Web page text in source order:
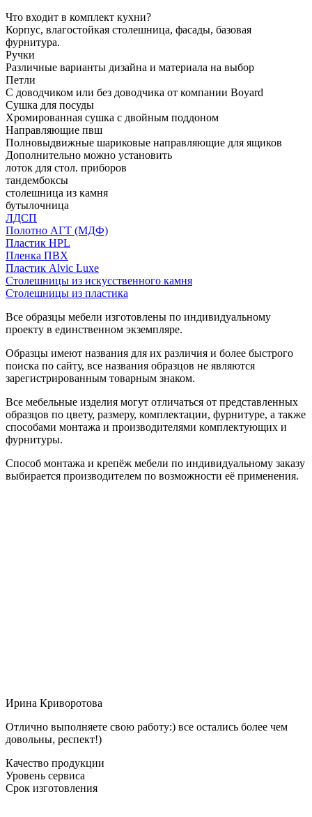
Что входит в комплект кухни?
Корпус, влагостойкая столешница, фасады, базовая
фурнитура.
Ручки
Различные варианты дизайна и материала на выбор
Петли
С доводчиком или без доводчика от компании Boyard
Сушка для посуды
Хромированная сушка с двойным поддоном
Направляющие пвш
Полновыдвижные шариковые направляющие для ящиков
Дополнительно можно установить
лоток для стол. приборов
тандембоксы
столешница из камня
бутылочница
ЛДСП
Полотно АГТ (МДФ)
Пластик HPL
Пленка ПВХ
Пластик Alvic Luxe
Столешницы из искусственного камня
Столешницы из пластика
Все образцы мебели изготовлены по индивидуальному
проекту в единственном экземпляре.
Образцы имеют названия для их различия и более быстрого
поиска по сайту, все названия образцов не являются
зарегистрированным товарным знаком.
Все мебельные изделия могут отличаться от представленных
образцов по цвету, размеру, комплектации, фурнитуре, а также
способами монтажа и производителями комплектующих и
фурнитуры.
Способ монтажа и крепёж мебели по индивидуальному заказу
выбирается производителем по возможности её применения.
Ирина Криворотова
Отлично выполняете свою работу:) все остались более чем
довольны, респект!)
Качество продукции
Уровень сервиса
Срок изготовления